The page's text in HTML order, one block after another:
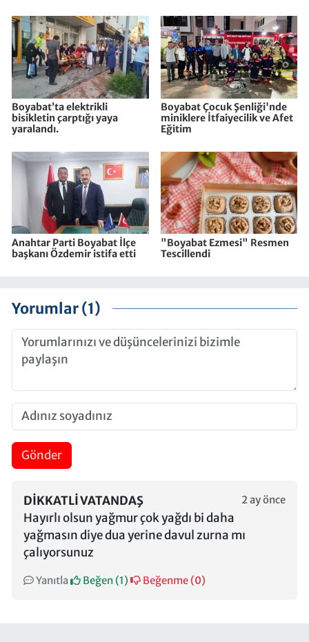
Boyabat’ta elektrikli
bisikletin çarptığı yaya
yaralandı.
Boyabat Çocuk Şenliği'nde
miniklere İtfaiyecilik ve Afet
Eğitim
Anahtar Parti Boyabat İlçe
başkanı Özdemir istifa etti
"Boyabat Ezmesi" Resmen
Tescillendi
Yorumlar (1)
Gönder
DIKKATLI VATANDAŞ 2 ay önce
Hayırlı olsun yağmur çok yağdı bi daha
yağmasın diye dua yerine davul zurna mı
çalıyorsunuz
Yanıtla Beğen (1) Beğenme (0)